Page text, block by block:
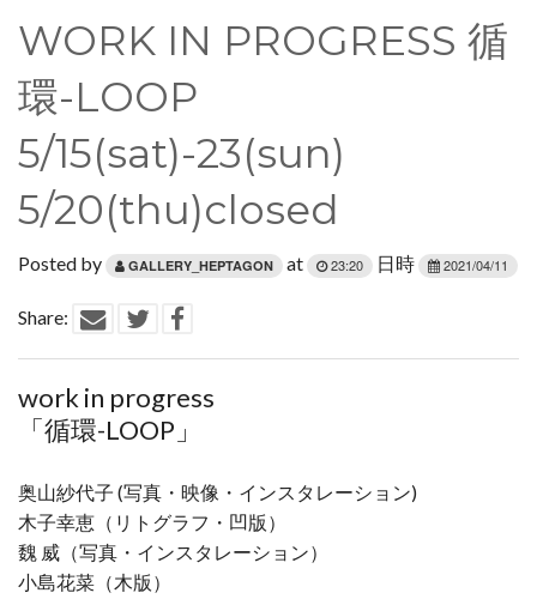
GALLERY HEPTAGON
Daily movement
Access
Contact
WORK IN PROGRESS 循
環-LOOP
5/15(sat)-23(sun)
5/20(thu)closed
Posted by GALLERY_HEPTAGON at 23:20 日時 2021/04/11
Share:
work in progress
「循環-LOOP」
奥山紗代子 (写真・映像・インスタレーション)
木子幸恵（リトグラフ・凹版）
魏 威（写真・インスタレーション）
小島花菜（木版）